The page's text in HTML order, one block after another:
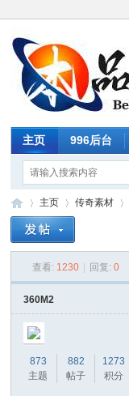
主页 996后台
主页
›
传奇素材
›
查看: 1230 回复: 0
360M2
873
主题
882
帖子
1273
积分